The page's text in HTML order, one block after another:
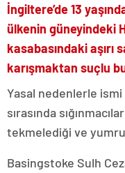
İngiltere’de 13
ülkenin güneyindeki
kasabasındaki aşırı
karışmaktan suçlu
Yasal nedenlerle
sırasında
tekmelediği ve
Basingstoke Sulh